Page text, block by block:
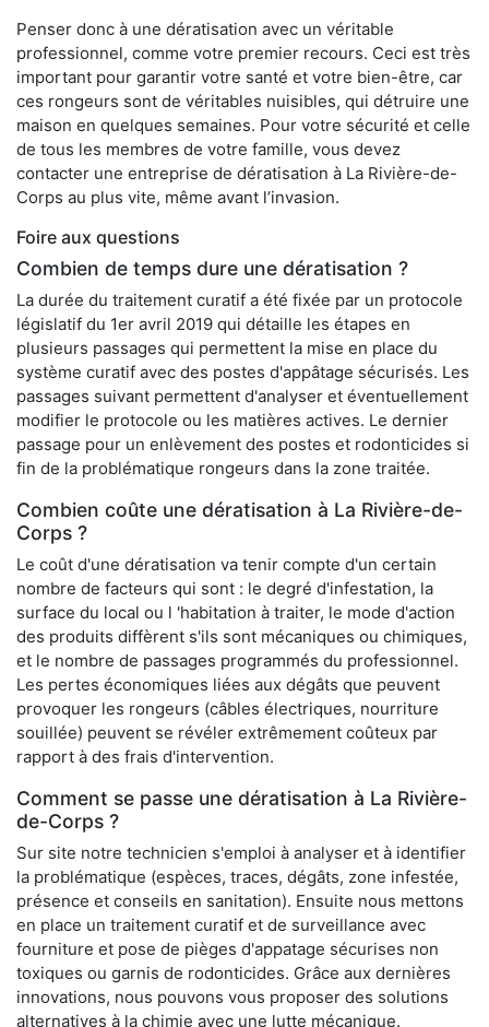
Penser donc à une dératisation avec un véritable
professionnel, comme votre premier recours. Ceci est très
important pour garantir votre santé et votre bien-être, car
ces rongeurs sont de véritables nuisibles, qui détruire une
maison en quelques semaines. Pour votre sécurité et celle
de tous les membres de votre famille, vous devez
contacter une entreprise de dératisation à La Rivière-de-
Corps au plus vite, même avant l’invasion.
Foire aux questions
Combien de temps dure une dératisation ?
La durée du traitement curatif a été fixée par un protocole
législatif du 1er avril 2019 qui détaille les étapes en
plusieurs passages qui permettent la mise en place du
système curatif avec des postes d'appâtage sécurisés. Les
passages suivant permettent d'analyser et éventuellement
modifier le protocole ou les matières actives. Le dernier
passage pour un enlèvement des postes et rodonticides si
fin de la problématique rongeurs dans la zone traitée.
Combien coûte une dératisation à La Rivière-de-
Corps ?
Le coût d'une dératisation va tenir compte d'un certain
nombre de facteurs qui sont : le degré d'infestation, la
surface du local ou l 'habitation à traiter, le mode d'action
des produits diffèrent s'ils sont mécaniques ou chimiques,
et le nombre de passages programmés du professionnel.
Les pertes économiques liées aux dégâts que peuvent
provoquer les rongeurs (câbles électriques, nourriture
souillée) peuvent se révéler extrêmement coûteux par
rapport à des frais d'intervention.
Comment se passe une dératisation à La Rivière-
de-Corps ?
Sur site notre technicien s'emploi à analyser et à identifier
la problématique (espèces, traces, dégâts, zone infestée,
présence et conseils en sanitation). Ensuite nous mettons
en place un traitement curatif et de surveillance avec
fourniture et pose de pièges d'appatage sécurises non
toxiques ou garnis de rodonticides. Grâce aux dernières
innovations, nous pouvons vous proposer des solutions
alternatives à la chimie avec une lutte mécanique.